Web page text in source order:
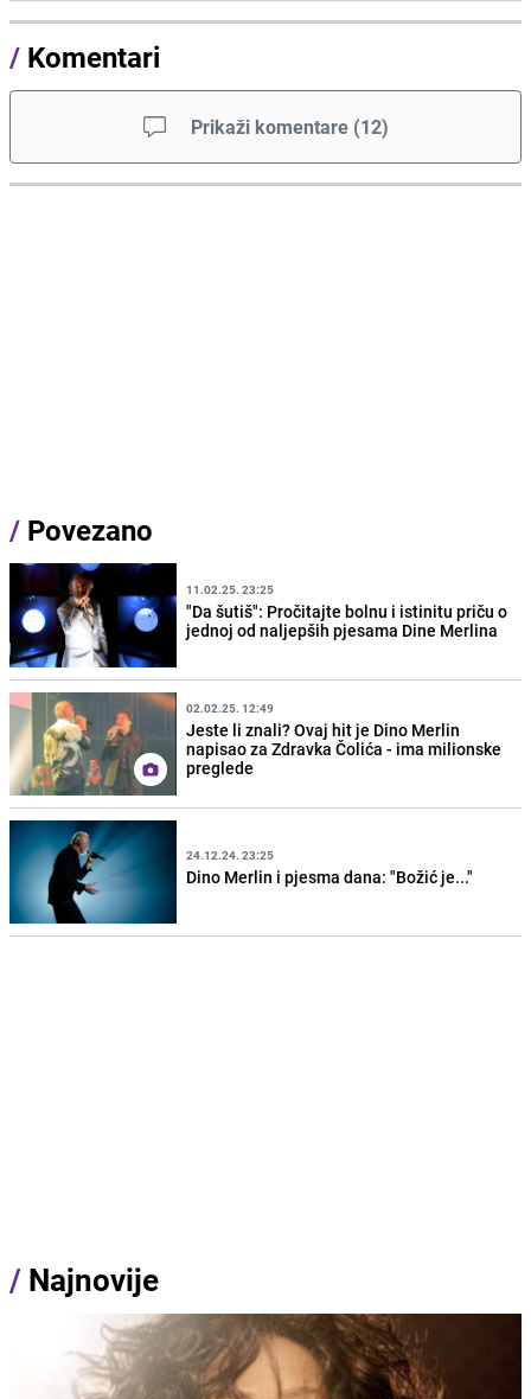
/ Komentari
Prikaži komentare (12)
/ Povezano
11.02.25. 23:25
"Da šutiš": Pročitajte bolnu i istinitu priču o
jednoj od naljepših pjesama Dine Merlina
02.02.25. 12:49
Jeste li znali? Ovaj hit je Dino Merlin
napisao za Zdravka Čolića - ima milionske
preglede
24.12.24. 23:25
Dino Merlin i pjesma dana: "Božić je..."
/ Najnovije